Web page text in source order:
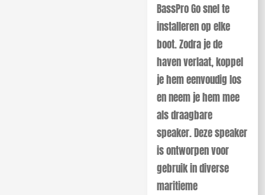
BassPro Go snel te
installeren op elke
boot. Zodra je de
haven verlaat, koppel
je hem eenvoudig los
en neem je hem mee
als draagbare
speaker. Deze speaker
is ontworpen voor
gebruik in diverse
maritieme